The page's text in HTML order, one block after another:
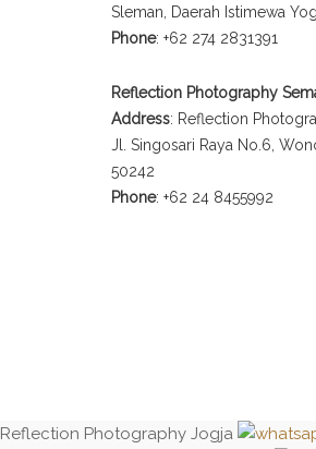
Sleman, Daerah Istimewa
Phone: +62 274 2831391
Reflection Photography
Address: Reflection
Jl. Singosari Raya No.6,
50242
Phone: +62 24 8455992
Reflection Photography Jogja